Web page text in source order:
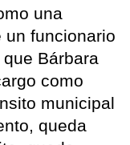
una
un funcionario
Bárbara
como
municipal
queda